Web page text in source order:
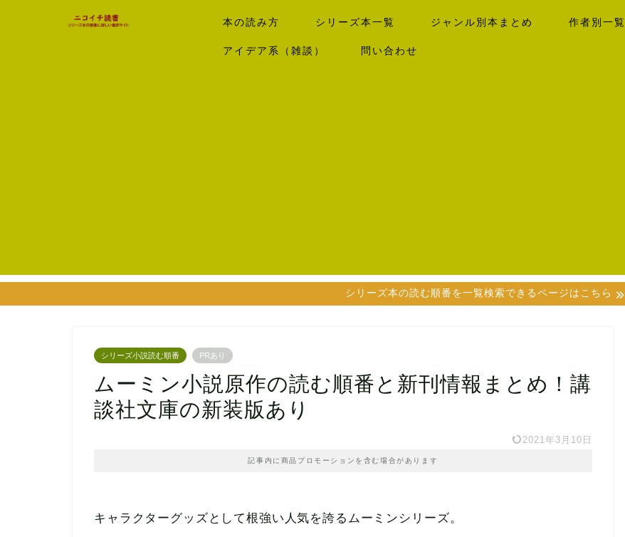
本の読み方 シリーズ本一覧 ジャンル別本まとめ 作者別一覧
アイデア系（雑談） 問い合わせ
シリーズ本の読む順番を一覧検索できるページはこちら
シリーズ小説読む順番 PRあり
ムーミン小説原作の読む順番と新刊情報まとめ！講
談社文庫の新装版あり
2021年3月10日
記事内に商品プロモーションを含む場合があります
キャラクターグッズとして根強い人気を誇るムーミンシリーズ。